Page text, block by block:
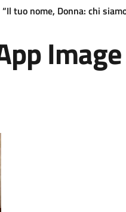
tuo nome, Donna: chi